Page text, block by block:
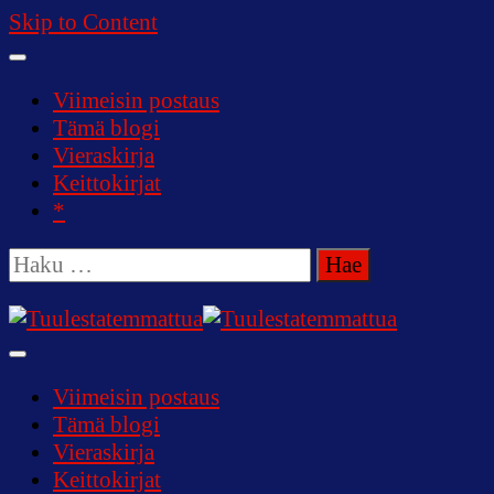
Skip to Content
Viimeisin postaus
Tämä blogi
Vieraskirja
Keittokirjat
*
Haku:
Tuulestatemmattua
Viimeisin postaus
Tämä blogi
Vieraskirja
Keittokirjat